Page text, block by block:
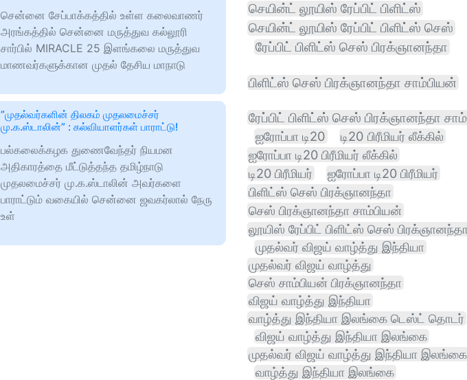
சென்னை சேப்பாக்கத்தில் உள்ள கலைவாணர்
அரங்கத்தில் சென்னை மருத்துவ கல்லூரி
சார்பில் MIRACLE 25 இளங்கலை மருத்துவ
மாணவர்களுக்கான முதல் தேசிய மாநாடு
”முதல்வர்களின் திலகம் முதலமைச்சர்
மு.க.ஸ்டாலின்” : கல்வியாளர்கள் பாராட்டு!
பல்கலைக்கழக துணைவேந்தர் நியமன
அதிகாரத்தை மீட்டுத்தந்த தமிழ்நாடு
முதலமைச்சர் மு.க.ஸ்டாலின் அவர்களை
பாராட்டும் வகையில் சென்னை ஜவகர்லால் நேரு
உள்
செயின்ட் லூயிஸ் ரேப்பிட் பிளிட்ஸ்
செயின்ட் லூயிஸ் ரேப்பிட் பிளிட்ஸ் செஸ்
ரேப்பிட் பிளிட்ஸ் செஸ் பிரக்ஞானந்தா
பிளிட்ஸ் செஸ் பிரக்ஞானந்தா சாம்பியன்
ரேப்பிட் பிளிட்ஸ் செஸ் பிரக்ஞானந்தா
ஐரோப்பா டி20
டி20 பிரீமியர் லீக்கில்
ஐரோப்பா டி20 பிரீமியர் லீக்கில்
டி20 பிரீமியர்
ஐரோப்பா டி20 பிரீமியர்
பிளிட்ஸ் செஸ் பிரக்ஞானந்தா
செஸ் பிரக்ஞானந்தா சாம்பியன்
லூயிஸ் ரேப்பிட் பிளிட்ஸ் செஸ்
முதல்வர் விஜய் வாழ்த்து இந்தியா
முதல்வர் விஜய் வாழ்த்து
செஸ் சாம்பியன் பிரக்ஞானந்தா
விஜய் வாழ்த்து இந்தியா
வாழ்த்து இந்தியா இலங்கை டெஸ்ட் தொடர்
விஜய் வாழ்த்து இந்தியா இலங்கை
முதல்வர் விஜய் வாழ்த்து இந்தியா இலங்கை
வாழ்த்து இந்தியா இலங்கை